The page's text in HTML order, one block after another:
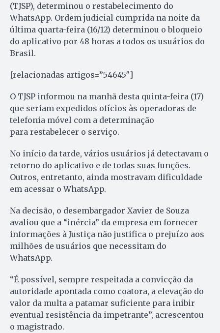
(TJSP), determinou o restabelecimento do
WhatsApp. Ordem judicial cumprida na noite da
última quarta-feira (16/12) determinou o bloqueio
do aplicativo por 48 horas a todos os usuários do
Brasil.
[relacionadas artigos=”54645″]
O TJSP informou na manhã desta quinta-feira (17)
que seriam expedidos ofícios às operadoras de
telefonia móvel com a determinação
para restabelecer o serviço.
No início da tarde, vários usuários já detectavam o
retorno do aplicativo e de todas suas funções.
Outros, entretanto, ainda mostravam dificuldade
em acessar o WhatsApp.
Na decisão, o desembargador Xavier de Souza
avaliou que a “inércia” da empresa em fornecer
informações à Justiça não justifica o prejuízo aos
milhões de usuários que necessitam do
WhatsApp.
“É possível, sempre respeitada a convicção da
autoridade apontada como coatora, a elevação do
valor da multa a patamar suficiente para inibir
eventual resistência da impetrante”, acrescentou
o magistrado.